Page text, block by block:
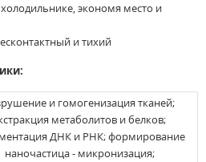
экономя место и
и тихий
и гомогенизация тканей;
метаболитов и белков;
ДНК и РНК; формирование
наночастицa - микронизация;